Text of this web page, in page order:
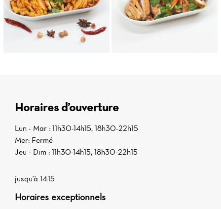
Horaires d’ouverture
Lun - Mar : 11h30-14h15, 18h30-22h15
Mer: Fermé
Jeu - Dim : 11h30-14h15, 18h30-22h15
jusqu'à 14:15
Horaires exceptionnels